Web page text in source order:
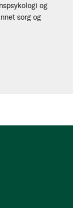
og
sorg og